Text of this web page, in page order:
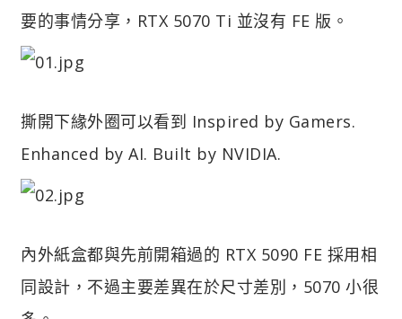
要的事情分享，RTX 5070 Ti 並沒有 FE 版。
撕開下緣外圈可以看到 Inspired by Gamers.
Enhanced by AI. Built by NVIDIA.
內外紙盒都與先前開箱過的 RTX 5090 FE 採用相
同設計，不過主要差異在於尺寸差別，5070 小很